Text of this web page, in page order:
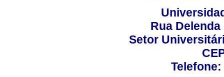
Rua
Setor
Telefone: